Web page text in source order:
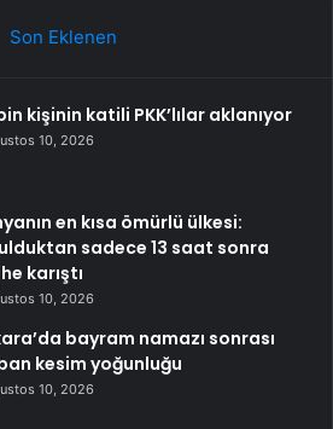
Son Eklenen
kişinin katili PKK’lılar aklanıyor
10, 2026
en kısa ömürlü ülkesi:
sadece 13 saat sonra
karıştı
10, 2026
bayram namazı sonrası
kesim yoğunluğu
10, 2026